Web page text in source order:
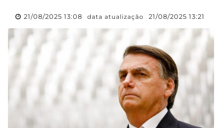
21/08/2025 13:08 data atualização 21/08/2025 13:21